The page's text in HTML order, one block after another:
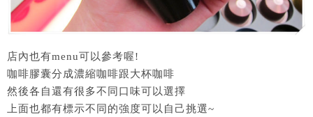
店內也有menu可以參考喔!
咖啡膠囊分成濃縮咖啡跟大杯咖啡
然後各自還有很多不同口味可以選擇
上面也都有標示不同的強度可以自己挑選~